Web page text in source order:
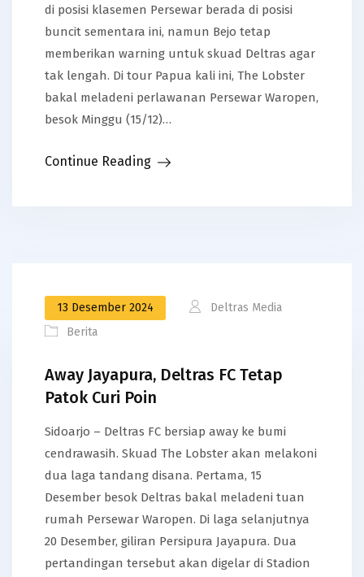
di posisi klasemen Persewar berada di posisi
buncit sementara ini, namun Bejo tetap
memberikan warning untuk skuad Deltras agar
tak lengah. Di tour Papua kali ini, The Lobster
bakal meladeni perlawanan Persewar Waropen,
besok Minggu (15/12)…
Continue Reading
13 Desember 2024
Deltras Media
Berita
Away Jayapura, Deltras FC Tetap
Patok Curi Poin
Sidoarjo – Deltras FC bersiap away ke bumi
cendrawasih. Skuad The Lobster akan melakoni
dua laga tandang disana. Pertama, 15
Desember besok Deltras bakal meladeni tuan
rumah Persewar Waropen. Di laga selanjutnya
20 Desember, giliran Persipura Jayapura. Dua
pertandingan tersebut akan digelar di Stadion